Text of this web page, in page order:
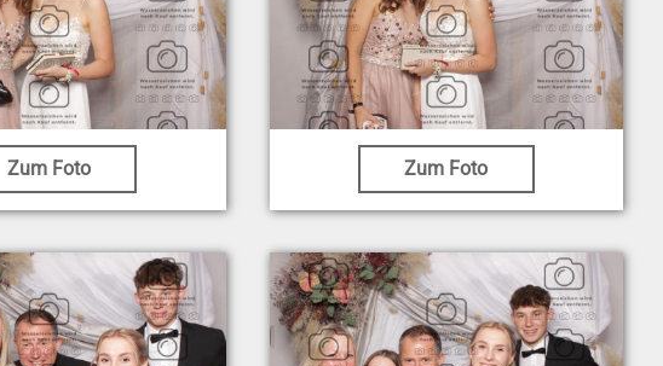
Zum Foto Zum Foto